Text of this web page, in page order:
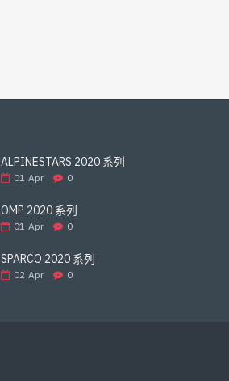
ALPINESTARS 2020 系列
01 Apr 0
OMP 2020 系列
01 Apr 0
SPARCO 2020 系列
02 Apr 0